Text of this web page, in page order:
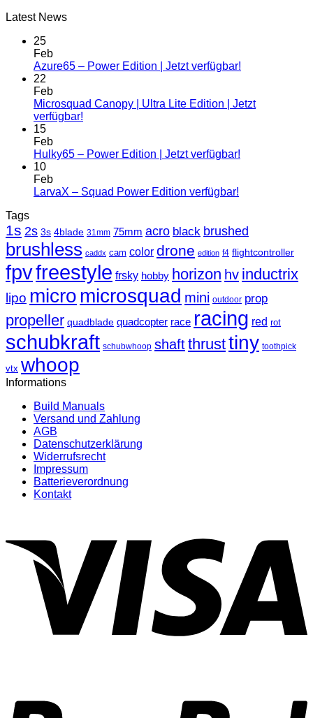
Latest News
25
Feb
Azure65 – Power Edition | Jetzt verfügbar!
22
Feb
Microsquad Canopy | Ultra Lite Edition | Jetzt
verfügbar!
15
Feb
Hulky65 – Power Edition | Jetzt verfügbar!
10
Feb
LarvaX – Squad Power Edition verfügbar!
Tags
1s 2s 3s 4blade 31mm 75mm acro black brushed
brushless caddx cam color drone edition f4 flightcontroller
fpvfreestyle frsky hobby horizon hv inductrix
lipo micromicrosquad mini outdoor prop
propeller quadblade quadcopter race racing red rot
schubkraft schubwhoop shaftthrusttiny toothpick
vtx whoop
Informations
Build Manuals
Versand und Zahlung
AGB
Datenschutzerklärung
Widerrufsrecht
Impressum
Batterieverordnung
Kontakt